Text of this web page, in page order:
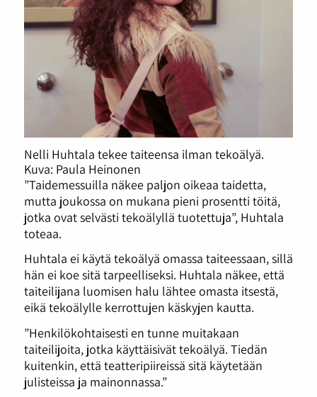
Nelli Huhtala tekee taiteensa ilman tekoälyä.
Kuva: Paula Heinonen
”Taidemessuilla näkee paljon oikeaa taidetta,
mutta joukossa on mukana pieni prosentti töitä,
jotka ovat selvästi tekoälyllä tuotettuja”, Huhtala
toteaa.
Huhtala ei käytä tekoälyä omassa taiteessaan, sillä
hän ei koe sitä tarpeelliseksi. Huhtala näkee, että
taiteilijana luomisen halu lähtee omasta itsestä,
eikä tekoälylle kerrottujen käskyjen kautta.
”Henkilökohtaisesti en tunne muitakaan
taiteilijoita, jotka käyttäisivät tekoälyä. Tiedän
kuitenkin, että teatteripiireissä sitä käytetään
julisteissa ja mainonnassa.”